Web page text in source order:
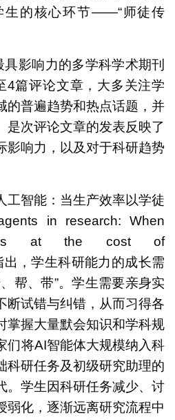
生的核心环节——“师徒传
具影响力的多学科学术期刊
4篇评论文章，大多关注学
的普遍趋势和热点话题，并
是次评论文章的发表反映了
影响力，以及对于科研趋势
工智能：当生产效率以学徒
in research: When
at the cost of
，学生科研能力的成长需
帮、带”。学生需要亲身实
断试错与纠错，从而习得各
掌握大量默会知识和学科规
们将AI智能体大规模纳入科
科研任务及初级研究助理的
。学生因科研任务减少、讨
弱化，逐渐远离研究流程中